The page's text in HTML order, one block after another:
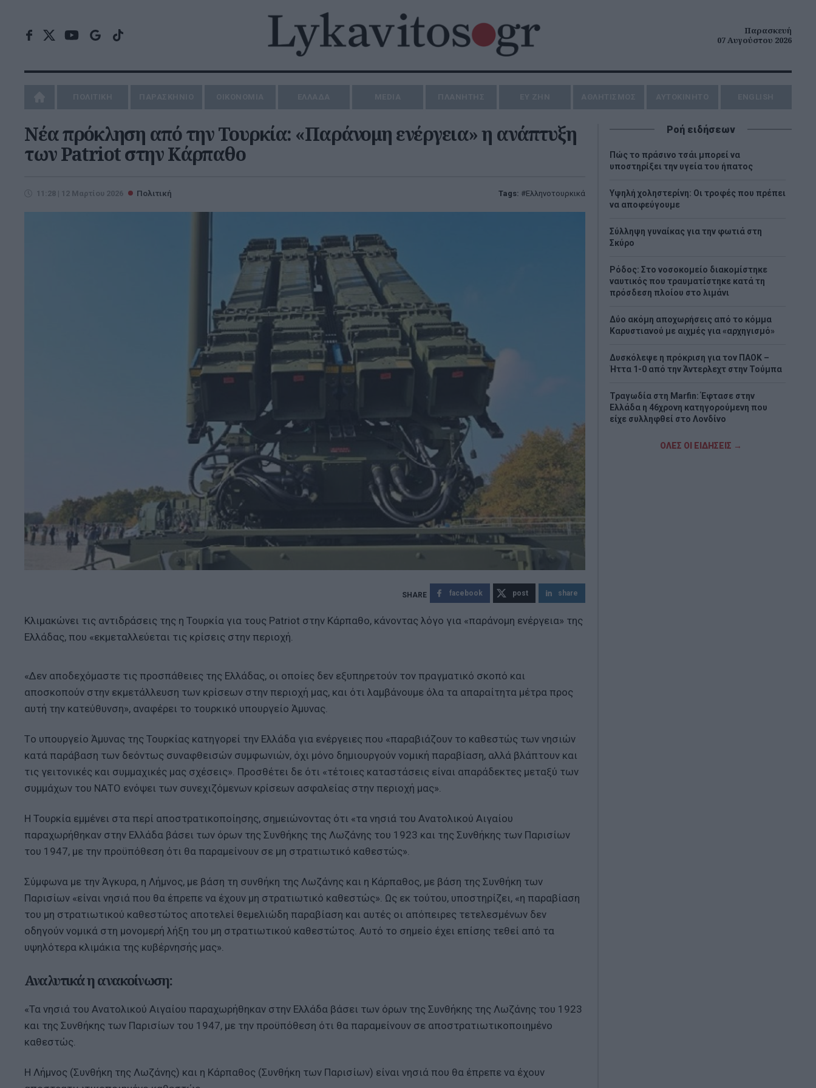
Παρασκευή
07 Αυγούστου 2026
Νέα πρόκληση από την Τουρκία: «Παράνομη ενέργεια» η ανάπτυξη
των Patriot στην Κάρπαθο
11:28 | 12 Μαρτίου 2026 Πολιτική Tags: Ελληνοτουρκικά
facebook post share
Κλιμακώνει τις αντιδράσεις της η Τουρκία για τους Patriot στην Κάρπαθο, κάνοντας λόγο για «παράνομη ενέργεια» της
Ελλάδας, που «εκμεταλλεύεται τις κρίσεις στην περιοχή.
«Δεν αποδεχόμαστε τις προσπάθειες της Ελλάδας, οι οποίες δεν εξυπηρετούν τον πραγματικό σκοπό και
αποσκοπούν στην εκμετάλλευση των κρίσεων στην περιοχή μας, και ότι λαμβάνουμε όλα τα απαραίτητα μέτρα προς
αυτή την κατεύθυνση», αναφέρει το τουρκικό υπουργείο Άμυνας.
Tο υπουργείο Άμυνας της Τουρκίας κατηγορεί την Ελλάδα για ενέργειες που «παραβιάζουν το καθεστώς των νησιών
κατά παράβαση των δεόντως συναφθεισών συμφωνιών, όχι μόνο δημιουργούν νομική παραβίαση, αλλά βλάπτουν και
τις γειτονικές και συμμαχικές μας σχέσεις». Προσθέτει δε ότι «τέτοιες καταστάσεις είναι απαράδεκτες μεταξύ των
συμμάχων του ΝΑΤΟ ενόψει των συνεχιζόμενων κρίσεων ασφαλείας στην περιοχή μας».
Η Τουρκία εμμένει στα περί αποστρατικοποίησης, σημειώνοντας ότι «τα νησιά του Ανατολικού Αιγαίου
παραχωρήθηκαν στην Ελλάδα βάσει των όρων της Συνθήκης της Λωζάνης του 1923 και της Συνθήκης των Παρισίων
του 1947, με την προϋπόθεση ότι θα παραμείνουν σε μη στρατιωτικό καθεστώς».
Σύμφωνα με την Άγκυρα, η Λήμνος, με βάση τη συνθήκη της Λωζάνης και η Κάρπαθος, με βάση της Συνθήκη των
Παρισίων «είναι νησιά που θα έπρεπε να έχουν μη στρατιωτικό καθεστώς». Ως εκ τούτου, υποστηρίζει, «η παραβίαση
του μη στρατιωτικού καθεστώτος αποτελεί θεμελιώδη παραβίαση και αυτές οι απόπειρες τετελεσμένων δεν
οδηγούν νομικά στη μονομερή λήξη του μη στρατιωτικού καθεστώτος. Αυτό το σημείο έχει επίσης τεθεί από τα
υψηλότερα κλιμάκια της κυβέρνησής μας».
Αναλυτικά η ανακοίνωση:
«Τα νησιά του Ανατολικού Αιγαίου παραχωρήθηκαν στην Ελλάδα βάσει των όρων της Συνθήκης της Λωζάνης του 1923
και της Συνθήκης των Παρισίων του 1947, με την προϋπόθεση ότι θα παραμείνουν σε αποστρατιωτικοποιημένο
καθεστώς.
Η Λήμνος (Συνθήκη της Λωζάνης) και η Κάρπαθος (Συνθήκη των Παρισίων) είναι νησιά που θα έπρεπε να έχουν
Ροή ειδήσεων
Πώς το πράσινο τσάι μπορεί να
υποστηρίξει την υγεία του ήπατος
Υψηλή χοληστερίνη: Οι τροφές που πρέπει
να αποφεύγουμε
Σύλληψη γυναίκας για την φωτιά στη
Σκύρο
Ρόδος: Στο νοσοκομείο διακομίστηκε
ναυτικός που τραυματίστηκε κατά τη
πρόσδεση πλοίου στο λιμάνι
Δύο ακόμη αποχωρήσεις από το κόμμα
Καρυστιανού με αιχμές για «αρχηγισμό»
Δυσκόλεψε η πρόκριση για τον ΠΑΟΚ –
Ήττα 1-0 από την Άντερλεχτ στην Τούμπα
Τραγωδία στη Marfin: Έφτασε στην
Ελλάδα η 46χρονη κατηγορούμενη που
είχε συλληφθεί στο Λονδίνο
Τζόκερ: Η κλήρωση της Πέμπτης - Οι
ΟΛΕΣ ΟΙ ΕΙΔΗΣΕΙΣ →